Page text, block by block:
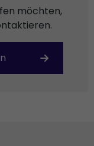
möchten,